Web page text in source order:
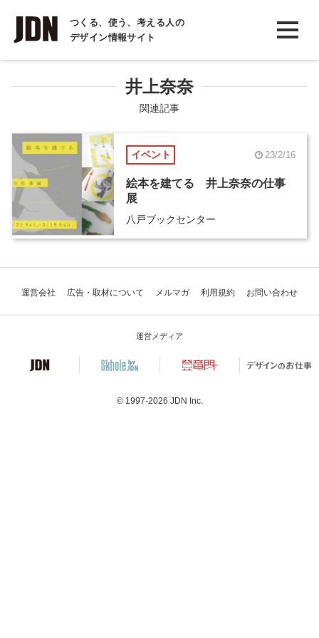
つくる、使う、考える人の
デザイン情報サイト
INTERVIEW
インタビュー
COLUMN
コラム
井上奈奈
関連記事
イベント 23/2/16
絵本を建てる 井上奈奈の仕事
展
八戸ブックセンター
運営会社 広告・取材について メルマガ 利用規約 お問い合わせ
運営メディア
© 1997-2026 JDN Inc.